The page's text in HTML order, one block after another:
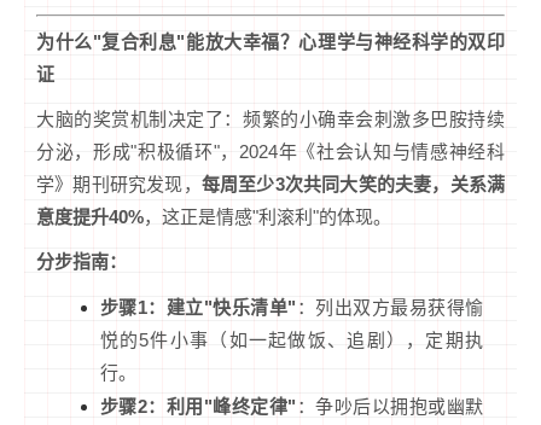
为什么"复合利息"能放大幸福？心理学与神经科学的双印
证
大脑的奖赏机制决定了：频繁的小确幸会刺激多巴胺持续
分泌，形成"积极循环"，2024年《社会认知与情感神经科
学》期刊研究发现， 每周至少3次共同大笑的夫妻，关系满
意度提升40%，这正是情感"利滚利"的体现。
分步指南：
步骤1：建立"快乐清单" ：列出双方最易获得愉
悦的5件小事（如一起做饭、追剧），定期执
行。
步骤2：利用"峰终定律" ：争吵后以拥抱或幽默